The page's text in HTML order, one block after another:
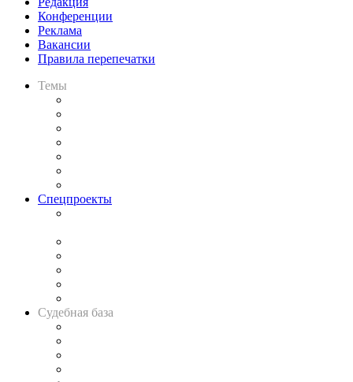
Конференции
Реклама
Вакансии
Правила перепечатки
Темы
Спецпроекты
Судебная база